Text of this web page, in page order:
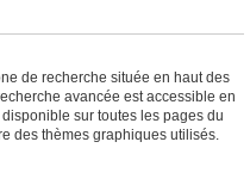
de recherche située en haut des
avancée est accessible en
sur toutes les pages du
des thèmes graphiques utilisés.